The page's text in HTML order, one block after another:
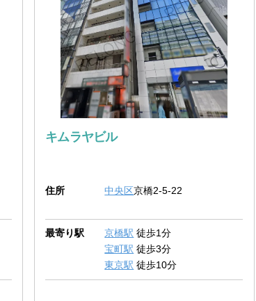
キムラヤビル
住所 中央区京橋2-5-22
最寄り駅 京橋駅 徒歩1分
宝町駅 徒歩3分
東京駅 徒歩10分